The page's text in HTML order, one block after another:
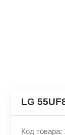
LG
Код товара: